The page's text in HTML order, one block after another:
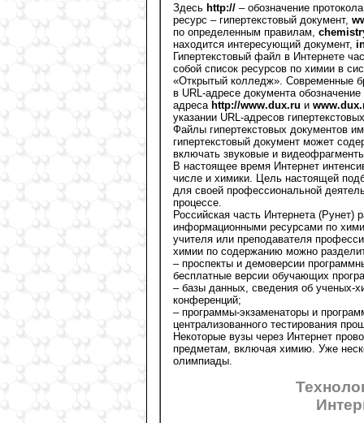
Здесь http:// – обозначение
ресурс – гипертекстовый документ,
по определенным правилам,
находится интересующий документ,
Гипертекстовый файл в Интернете
собой список ресурсов по химии в
«Открытый колледж». Современные
в URL-адресе документа
адреса http://www.dux.ru и
указании URL-адресов
Файлы гипертекстовых документов
гипертекстовый документ может
включать звуковые и
В настоящее время Интернет
числе и химики. Цель настоящей
для своей профессиональной
процессе.
Российская часть Интернета (Рунет)
информационными ресурсами по
учителя или преподавателя
химии по содержанию можно
– проспекты и демоверсии
бесплатные версии обучающих
– базы данных, сведения об ученых-
конференций;
– программы-экзаменаторы и
централизованного тестирования
Некоторые вузы через Интернет
предметам, включая химию. Уже
олимпиады.